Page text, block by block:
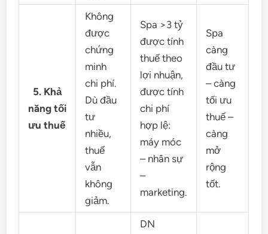
5. Khả
năng tối
ưu thuế
Không
được
chứng
minh
chi phí.
Dù đầu
tư
nhiều,
thuế
vẫn
không
giảm.
Spa >3 tỷ
được tính
thuế theo
lợi nhuận,
được tính
chi phí
hợp lệ:
máy móc
– nhân sự
–
marketing.
Spa
càng
đầu tư
– càng
tối ưu
thuế –
càng
mở
rộng
tốt.
DN